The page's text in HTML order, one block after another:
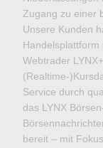
Zugang zu einer
Unsere Kunden
Handelsplattform
Webtrader
(Realtime-
Service durch
das LYNX
bereit – mit